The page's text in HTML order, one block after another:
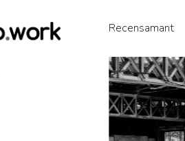
Recensamant